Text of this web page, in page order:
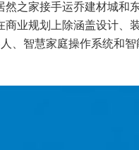
之家接手运乔建材城和
业规划上除涵盖设计、
、智慧家庭操作系统和